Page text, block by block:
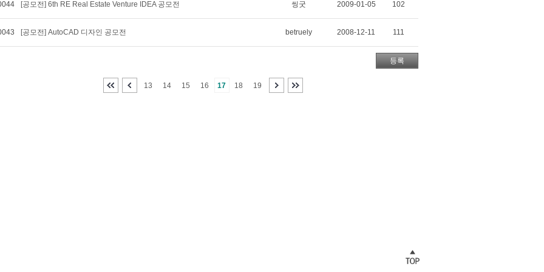
[공모전] 6th RE Real Estate Venture IDEA 공모전 씽굿 2009-01-05 102
[공모전] AutoCAD 디자인 공모전 betruely 2008-12-11 111
등록
13 14 15 16 17 18 19